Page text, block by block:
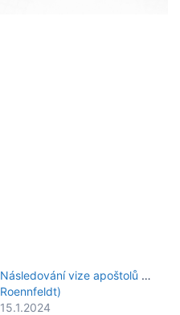
Následování vize apoštolů (Peter
Roennfeldt)
15.1.2024